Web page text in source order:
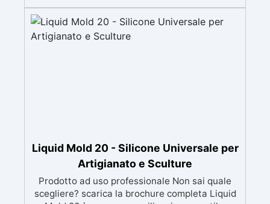
Atossica e sicura: Formulazione inodore,
atossica e facile da maneggiare senza guanti o
mascherina. Alta resistenza e durabilità:
Liquid Mold 20 - Silicone Universale per
Artigianato e Sculture
Prodotto ad uso professionale Non sai quale
scegliere? scarica la brochure completa Liquid